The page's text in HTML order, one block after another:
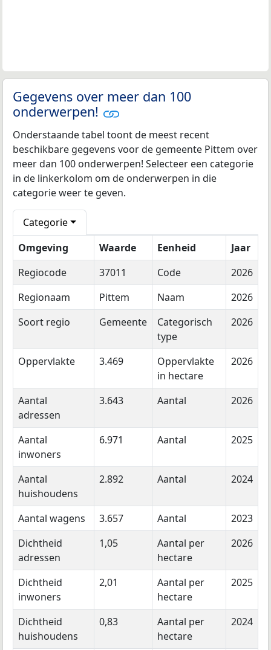
Gegevens over meer dan 100
onderwerpen!
Onderstaande tabel toont de meest recent
beschikbare gegevens voor de gemeente Pittem over
meer dan 100 onderwerpen! Selecteer een categorie
in de linkerkolom om de onderwerpen in die
categorie weer te geven.
Categorie
Omgeving
Waarde Eenheid
Jaar
Regiocode
37011 Code
2026
Regionaam
Pittem Naam
2026
Soort regio
Gemeente
Categorisch
type
2026
Oppervlakte 3.469
Oppervlakte
in hectare
2026
Aantal
adressen
3.643 Aantal 2026
Aantal
inwoners
6.971 Aantal 2025
Aantal
huishoudens
2.892 Aantal 2024
Aantal wagens 3.657 Aantal
2023
Dichtheid
adressen
1,05
Aantal per
hectare
2026
Dichtheid
inwoners
2,01
Aantal per
hectare
2025
Dichtheid
huishoudens
0,83
Aantal per
hectare
2024